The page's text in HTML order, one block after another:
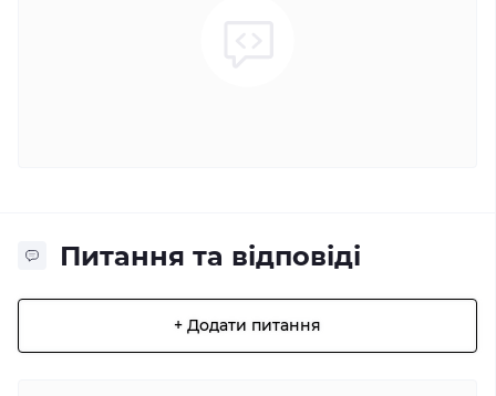
Питання та відповіді
+ Додати питання